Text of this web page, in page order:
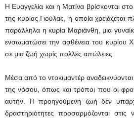
Η Ευαγγελία και η Ματίνα βρίσκονται
της κυρίας Γιούλας, η οποία
παράλληλα η κυρία Μαριάνθη, μια
ενσωματώσει την ασθένεια του κυρίου
σε μια ζωή χωρίς πολλές απώλειες.
Μέσα από το ντοκιμαντέρ αναδεικνύονται
της νόσου, όπως και τρόποι που οι
αυτήν. Η προηγούμενη ζωή δεν
δραστηριότητες προσαρμόζονται